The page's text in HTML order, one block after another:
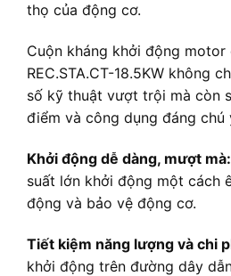
thọ của động cơ.
Cuộn kháng khởi động motor
REC.STA.CT-18.5KW không
số kỹ thuật vượt trội mà còn
điểm và công dụng đáng chú
Khởi động dễ dàng, mượt mà:
suất lớn khởi động một cách
động và bảo vệ động cơ.
Tiết kiệm năng lượng và chi
khởi động trên đường dây